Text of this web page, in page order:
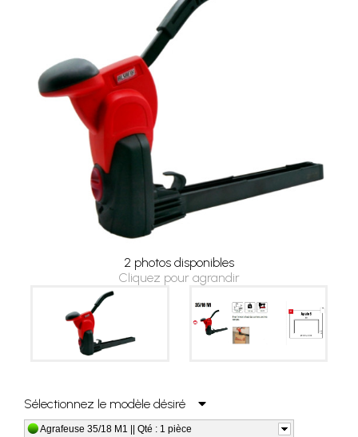
2 photos disponibles
Cliquez pour agrandir
Sélectionnez le modèle désiré
Agrafeuse 35/18 M1 || Qté : 1 pièce